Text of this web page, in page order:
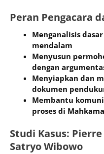
Peran Pengacara
Menganalisis
mendalam
Menyusun
dengan
Menyiapkan dan
dokumen
Membantu
proses di
Studi Kasus:
Satryo Wibowo